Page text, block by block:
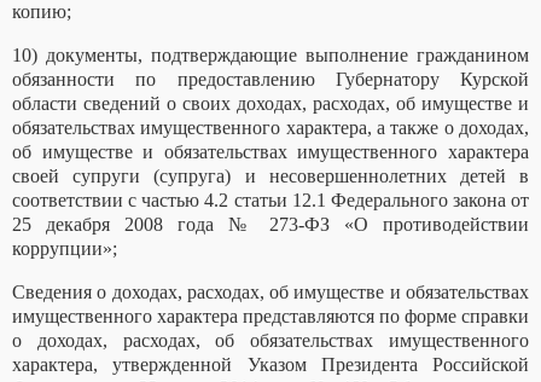
копию;
10) документы, подтверждающие выполнение гражданином
обязанности по предоставлению Губернатору Курской
области сведений о своих доходах, расходах, об имуществе и
обязательствах имущественного характера, а также о доходах,
об имуществе и обязательствах имущественного характера
своей супруги (супруга) и несовершеннолетних детей в
соответствии с частью 4.2 статьи 12.1 Федерального закона от
25 декабря 2008 года № 273-ФЗ «О противодействии
коррупции»;
Сведения о доходах, расходах, об имуществе и обязательствах
имущественного характера представляются по форме справки
о доходах, расходах, об обязательствах имущественного
характера, утвержденной Указом Президента Российской